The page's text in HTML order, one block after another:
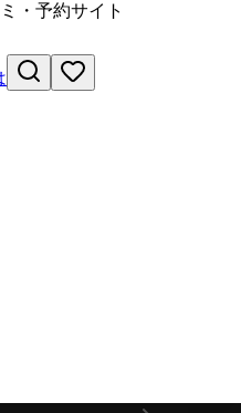
・予約サイト